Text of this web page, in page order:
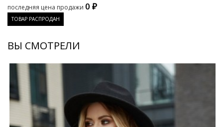
последняя цена продажи 0 ₽
ТОВАР РАСПРОДАН
ВЫ СМОТРЕЛИ